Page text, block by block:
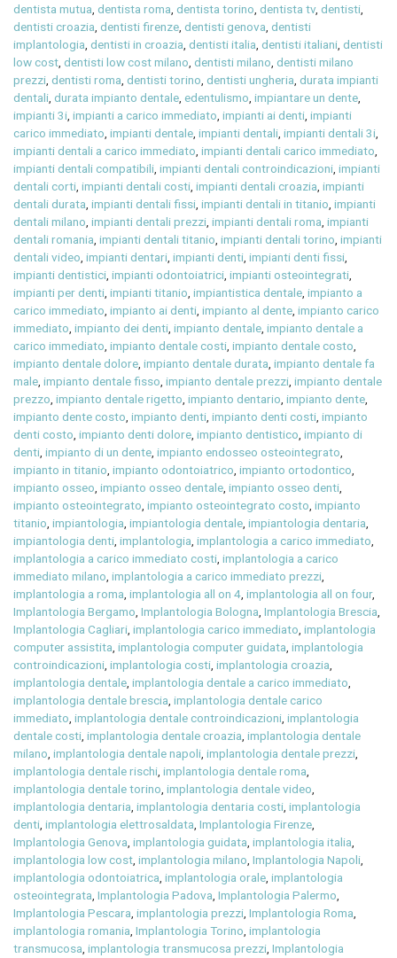
dentista mutua,dentista roma,dentista torino,dentista tv,dentisti,
dentisti croazia,dentisti firenze,dentisti genova,dentisti
implantologia,dentisti in croazia,dentisti italia,dentisti italiani,dentisti
low cost,dentisti low cost milano,dentisti milano,dentisti milano
prezzi,dentisti roma,dentisti torino,dentisti ungheria,durata impianti
dentali,durata impianto dentale,edentulismo,impiantare un dente,
impianti 3i,impianti a carico immediato,impianti ai denti,impianti
carico immediato,impianti dentale,impianti dentali,impianti dentali 3i,
impianti dentali a carico immediato,impianti dentali carico immediato,
impianti dentali compatibili,impianti dentali controindicazioni,impianti
dentali corti,impianti dentali costi,impianti dentali croazia,impianti
dentali durata,impianti dentali fissi,impianti dentali in titanio,impianti
dentali milano,impianti dentali prezzi,impianti dentali roma,impianti
dentali romania,impianti dentali titanio,impianti dentali torino,impianti
dentali video,impianti dentari,impianti denti,impianti denti fissi,
impianti dentistici,impianti odontoiatrici,impianti osteointegrati,
impianti per denti,impianti titanio,impiantistica dentale,impianto a
carico immediato,impianto ai denti,impianto al dente,impianto carico
immediato,impianto dei denti,impianto dentale,impianto dentale a
carico immediato,impianto dentale costi,impianto dentale costo,
impianto dentale dolore,impianto dentale durata,impianto dentale fa
male,impianto dentale fisso,impianto dentale prezzi,impianto dentale
prezzo,impianto dentale rigetto,impianto dentario,impianto dente,
impianto dente costo,impianto denti,impianto denti costi,impianto
denti costo,impianto denti dolore,impianto dentistico,impianto di
denti,impianto di un dente,impianto endosseo osteointegrato,
impianto in titanio,impianto odontoiatrico,impianto ortodontico,
impianto osseo,impianto osseo dentale,impianto osseo denti,
impianto osteointegrato,impianto osteointegrato costo,impianto
titanio,impiantologia,impiantologia dentale,impiantologia dentaria,
impiantologia denti,implantologia,implantologia a carico immediato,
implantologia a carico immediato costi,implantologia a carico
immediato milano,implantologia a carico immediato prezzi,
implantologia a roma,implantologia all on 4,implantologia all on four,
Implantologia Bergamo,Implantologia Bologna,Implantologia Brescia,
Implantologia Cagliari,implantologia carico immediato,implantologia
computer assistita,implantologia computer guidata,implantologia
controindicazioni,implantologia costi,implantologia croazia,
implantologia dentale,implantologia dentale a carico immediato,
implantologia dentale brescia,implantologia dentale carico
immediato,implantologia dentale controindicazioni,implantologia
dentale costi,implantologia dentale croazia,implantologia dentale
milano,implantologia dentale napoli,implantologia dentale prezzi,
implantologia dentale rischi,implantologia dentale roma,
implantologia dentale torino,implantologia dentale video,
implantologia dentaria,implantologia dentaria costi,implantologia
denti,implantologia elettrosaldata,Implantologia Firenze,
Implantologia Genova,implantologia guidata,implantologia italia,
implantologia low cost,implantologia milano,Implantologia Napoli,
implantologia odontoiatrica,implantologia orale,implantologia
osteointegrata,Implantologia Padova,Implantologia Palermo,
Implantologia Pescara,implantologia prezzi,Implantologia Roma,
implantologia romania,Implantologia Torino,implantologia
transmucosa,implantologia transmucosa prezzi,Implantologia